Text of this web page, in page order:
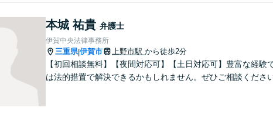
本城 祐貴 弁護士
伊賀中央法律事務所
三重県|伊賀市 上野市駅 から徒歩2分
【初回相談無料】【夜間対応可】【土日対応可】豊富な経
は法的措置で解決できるかもしれません。ぜひご相談ください